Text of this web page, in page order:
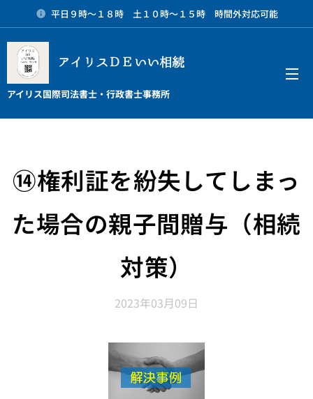
平日９時～１８時 土１０時～１５時 時間外対応可能
アイリスＤＥいい相続
アイリス国際司法書士・行政書士事務所
⑭権利証を紛失してしまっ
た場合の親子間贈与（相続
対策）
2023年03月09日